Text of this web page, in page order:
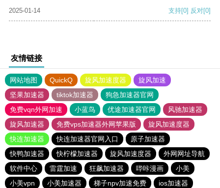
2025-01-14 支持[0] 反对[0]
友情链接
网站地图 QuickQ 旋风加速度器
旋风加速
坚果加速器
tiktok加速器
狗急加速器官网
免费vqn外网加速
小蓝鸟 优途加速器官网
风驰加速器
旋风加速器
免费vps加速器外网苹果版
旋风加速度器
快连加速器
快连加速器官网入口
原子加速器
快鸭加速器
快柠檬加速器 旋风加速度器
外网网址导航
软件中心
雷霆加速 狂飙加速器 哔咔漫画
小美
小美vpn
小美加速器 梯子npv加速免费
ios加速器